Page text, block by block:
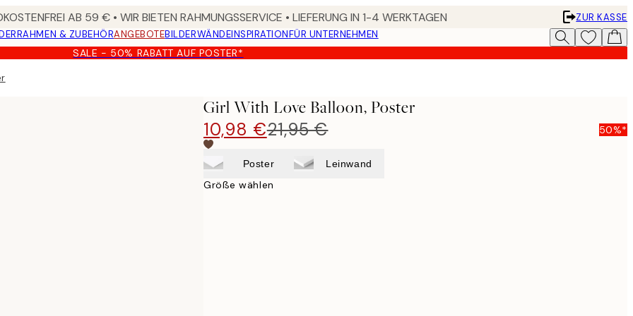
AB 59 € • WIR BIETEN RAHMUNGSSERVICE • LIEFERUNG IN 1-4 WERKTAGEN
ZUR KASSE
RAHMEN & ZUBEHÖRANGEBOTEBILDERWÄNDEINSPIRATIONFÜR UNTERNEHMEN
SALE - 50% RABATT AUF POSTER*
Girl With Love Balloon, Poster
10,98 €21,95 € 50%*
Poster Leinwand
Größe wählen